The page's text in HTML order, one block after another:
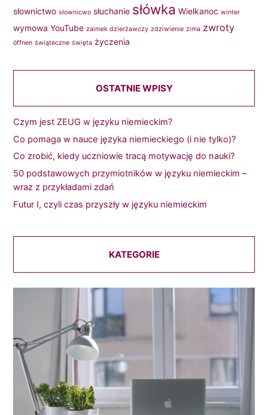
słownictwo słownicwo słuchanie słówka Wielkanoc winter
wymowa YouTube zaimek dzierżawczy zdziwienie zima zwroty
öffnen świąteczne święta życzenia
OSTATNIE WPISY
Czym jest ZEUG w języku niemieckim?
Co pomaga w nauce języka niemieckiego (i nie tylko)?
Co zrobić, kiedy uczniowie tracą motywację do nauki?
50 podstawowych przymiotników w języku niemieckim –
wraz z przykładami zdań
Futur I, czyli czas przyszły w języku niemieckim
KATEGORIE